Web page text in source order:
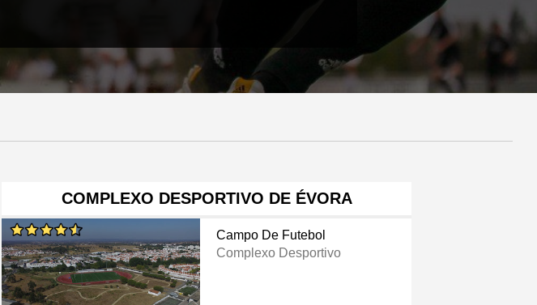
COMPLEXO DESPORTIVO DE ÉVORA
Campo De Futebol
Complexo Desportivo